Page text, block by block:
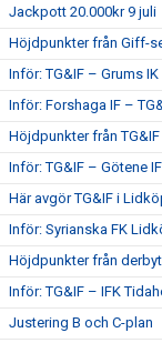
Jackpott 20.000kr 9 juli
Höjdpunkter från Giff-
Inför: TG&IF – Grums IK
Inför: Forshaga IF –
Höjdpunkter från
Inför: TG&IF – Götene IF
Här avgör TG&IF i
Inför: Syrianska FK
Höjdpunkter från derbyt
Inför: TG&IF – IFK
Justering B och C-plan